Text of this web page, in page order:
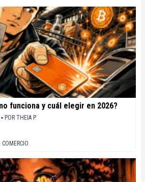
funciona y cuál elegir en 2026?
POR THEIA P.
COMERCIO